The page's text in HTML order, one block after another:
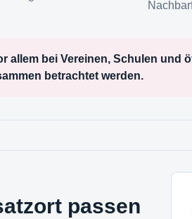
allem bei Vereinen, Schulen
betrachtet werden.
passen